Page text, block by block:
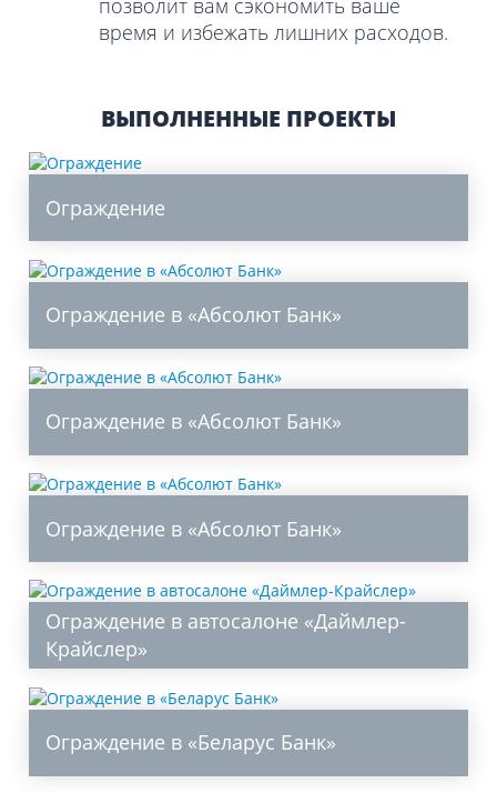
позволит вам сэкономить ваше
время и избежать лишних расходов.
ВЫПОЛНЕННЫЕ ПРОЕКТЫ
Ограждение
Ограждение в «Абсолют Банк»
Ограждение в «Абсолют Банк»
Ограждение в «Абсолют Банк»
Ограждение в автосалоне «Даймлер-
Крайслер»
Ограждение в «Беларус Банк»